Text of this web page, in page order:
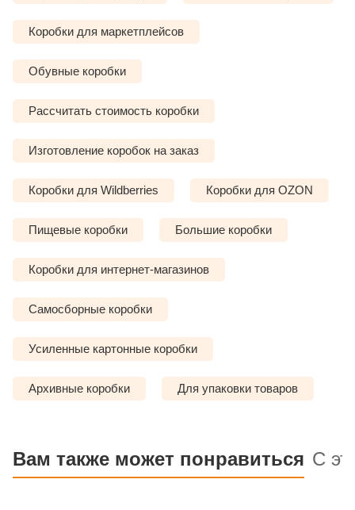
Коробки для маркетплейсов
Обувные коробки
Рассчитать стоимость коробки
Изготовление коробок на заказ
Коробки для Wildberries Коробки для OZON
Пищевые коробки Большие коробки
Коробки для интернет-магазинов
Самосборные коробки
Усиленные картонные коробки
Архивные коробки Для упаковки товаров
Вам также может понравиться С